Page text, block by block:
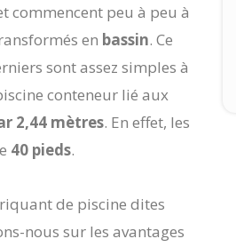
commencent peu à peu à
en bassin. Ce
sont assez simples à
conteneur lié aux
2,44 mètres. En effet, les
40 pieds.
de piscine dites
nous sur les avantages